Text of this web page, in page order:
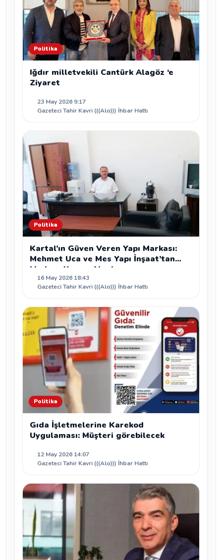
Politika
Iğdır milletvekili Cantürk Alagöz ‘e
Ziyaret
23 May 2026 9:17
Gazeteci Tahir Kavri (((Alo))) İhbar Hattı
Politika
Kartal’ın Güven Veren Yapı Markası:
Mehmet Uca ve Mes Yapı İnşaat’tan
Modern Yaşam Alanları
16 May 2026 18:43
Gazeteci Tahir Kavri (((Alo))) İhbar Hattı
Politika
Gıda İşletmelerine Karekod
Uygulaması: Müşteri görebilecek
12 May 2026 14:07
Gazeteci Tahir Kavri (((Alo))) İhbar Hattı